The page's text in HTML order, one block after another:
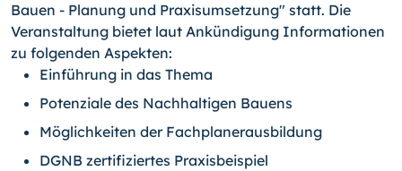
Bauen - Planung und Praxisumsetzung" statt. Die
Veranstaltung bietet laut Ankündigung Informationen
zu folgenden Aspekten:
Einführung in das Thema
Potenziale des Nachhaltigen Bauens
Möglichkeiten der Fachplanerausbildung
DGNB zertifiziertes Praxisbeispiel